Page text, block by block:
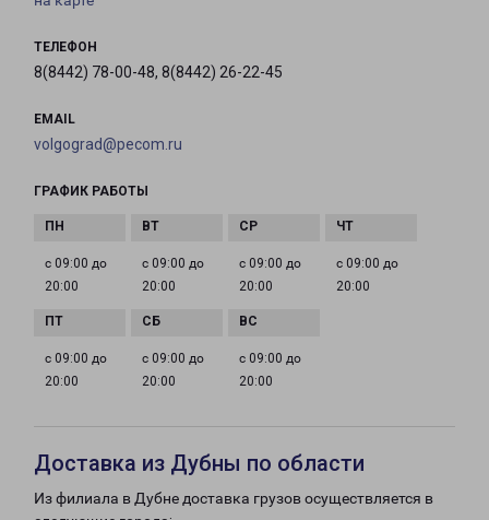
ТЕЛЕФОН
8(8442) 78-00-48, 8(8442) 26-22-45
EMAIL
volgograd@pecom.ru
ГРАФИК РАБОТЫ
с 09:00 до
20:00
с 09:00 до
20:00
с 09:00 до
20:00
с 09:00 до
20:00
с 09:00 до
20:00
с 09:00 до
20:00
с 09:00 до
20:00
Доставка из Дубны по области
Из филиала в Дубне доставка грузов осуществляется в